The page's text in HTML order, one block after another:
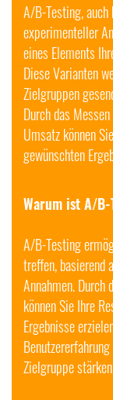
A/B-Testing,
experimenteller
eines Elements
Diese Varianten
Zielgruppen
Durch das
Umsatz können
gewünschten
Warum ist A/
A/B-Testing
treffen, basierend
Annahmen.
können Sie Ihre
Ergebnisse
Zielgruppe